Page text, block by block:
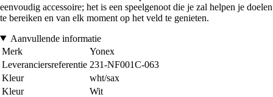
eenvoudig accessoire; het is een speelgenoot die je zal helpen je doelen
te bereiken en van elk moment op het veld te genieten.
Aanvullende informatie
Merk
Yonex
Leveranciersreferentie 231-NF001C-063
Kleur
wht/sax
Kleur
Wit